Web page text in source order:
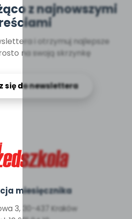
z najnowszymi
i otrzymuj najlepsze
na swoją skrzynkę
się do newslettera
miesięcznika
3, 30-437 Kraków